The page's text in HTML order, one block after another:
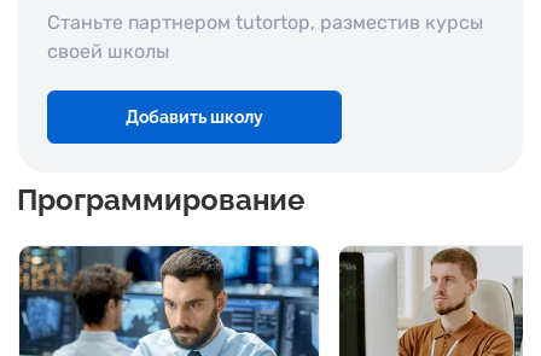
Станьте партнером tutortop, разместив курсы
своей школы
Добавить школу
Программирование